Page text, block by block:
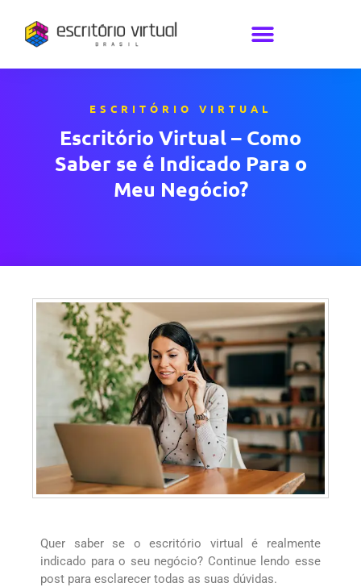
ESCRITÓRIO VIRTUAL
Escritório Virtual – Como
Saber se é Indicado Para o
Meu Negócio?
Quer saber se o escritório virtual é realmente
indicado para o seu negócio? Continue lendo esse
post para esclarecer todas as suas dúvidas.